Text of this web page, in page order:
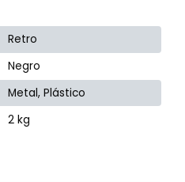
Retro
Negro
Metal, Plástico
2 kg